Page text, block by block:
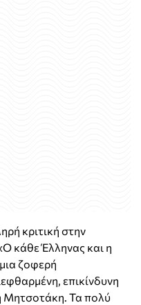
κριτική στην
κάθε Έλληνας και η
ζοφερή
επικίνδυνη
Μητσοτάκη. Τα πολύ